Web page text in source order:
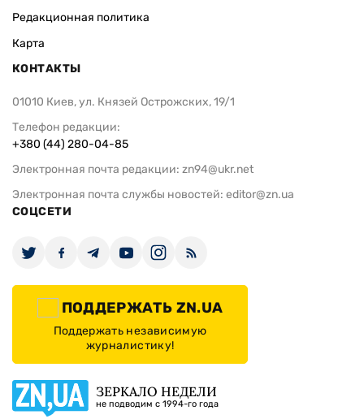
Редакционная политика
Карта
КОНТАКТЫ
01010 Киев, ул. Князей Острожских, 19/1
Телефон редакции:
+380 (44) 280-04-85
Электронная почта редакции: zn94@ukr.net
Электронная почта службы новостей: editor@zn.ua
СОЦСЕТИ
ПОДДЕРЖАТЬ ZN.UA
Поддержать независимую
журналистику!
ЗЕРКАЛО НЕДЕЛИ
не подводим с 1994-го года